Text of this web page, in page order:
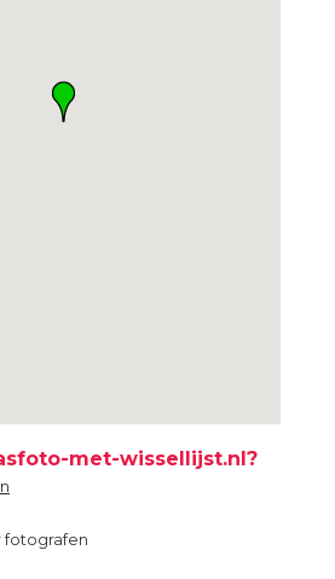
met-wissellijst.nl?
fotografen